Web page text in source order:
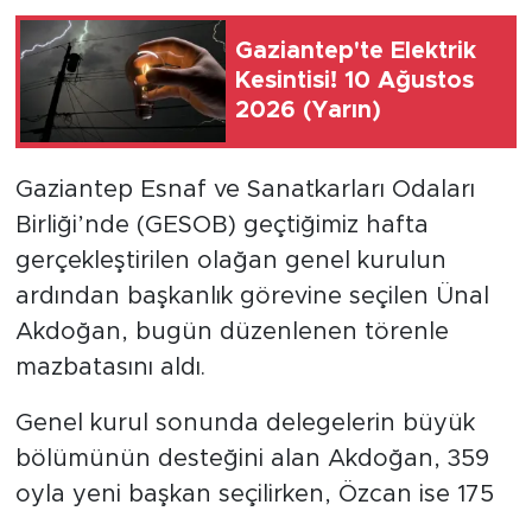
Gaziantep'te Elektrik
Kesintisi! 10 Ağustos
2026 (Yarın)
Gaziantep Esnaf ve Sanatkarları Odaları
Birliği’nde (GESOB) geçtiğimiz hafta
gerçekleştirilen olağan genel kurulun
ardından başkanlık görevine seçilen Ünal
Akdoğan, bugün düzenlenen törenle
mazbatasını aldı.
Genel kurul sonunda delegelerin büyük
bölümünün desteğini alan Akdoğan, 359
oyla yeni başkan seçilirken, Özcan ise 175